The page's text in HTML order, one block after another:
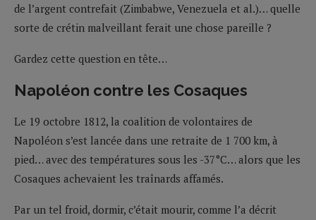
de l’argent contrefait (Zimbabwe, Venezuela et al.)… quelle
sorte de crétin malveillant ferait une chose pareille ?
Gardez cette question en tête…
Napoléon contre les Cosaques
Le 19 octobre 1812, la coalition de volontaires de
Napoléon s’est lancée dans une retraite de 1 700 km, à
pied… avec des températures sous les -37°C… alors que les
Cosaques achevaient les traînards affamés.
Par un tel froid, dormir, c’était mourir, comme l’a décrit